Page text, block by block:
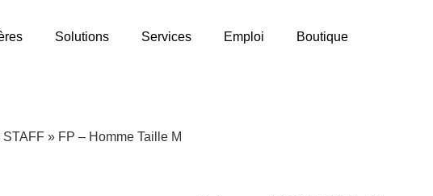
Solutions Services Emploi Boutique
» FP – Homme Taille M